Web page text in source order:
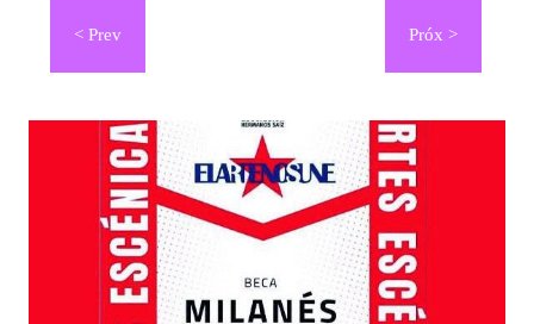
entradas